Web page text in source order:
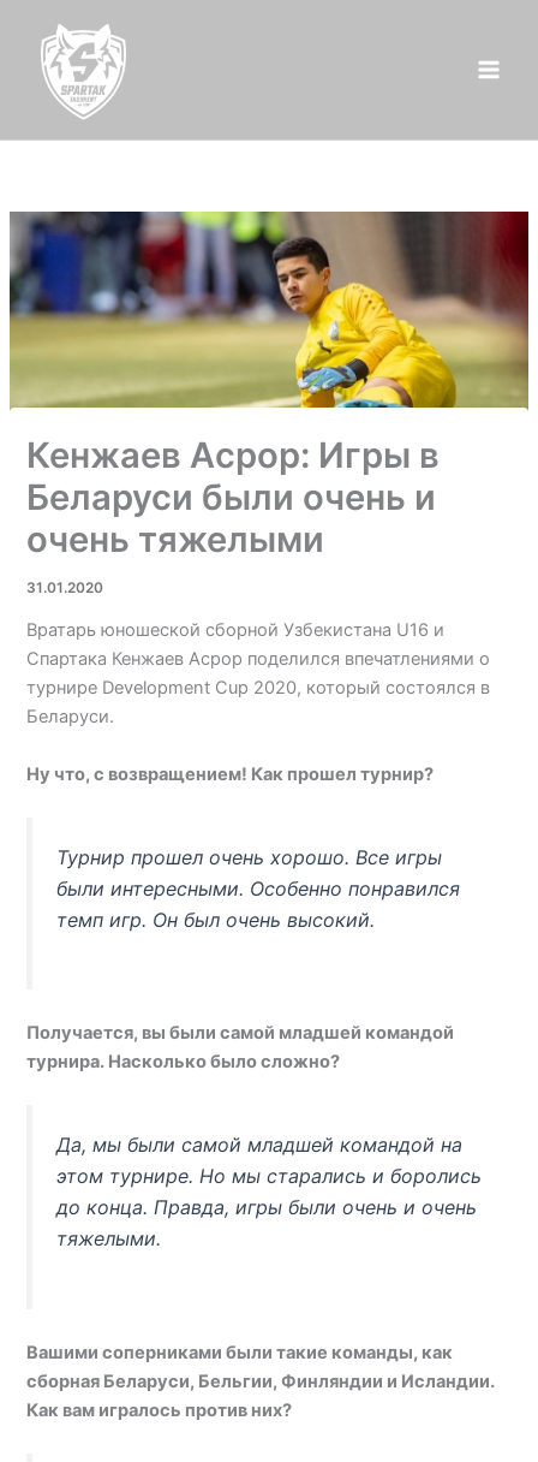
содержимому
Кенжаев Асрор: Игры в
Беларуси были очень и
очень тяжелыми
31.01.2020
Вратарь юношеской сборной Узбекистана U16 и
Спартака Кенжаев Асрор поделился впечатлениями о
турнире Development Cup 2020, который состоялся в
Беларуси.
Ну что, с возвращением! Как прошел турнир?
Турнир прошел очень хорошо. Все игры
были интересными. Особенно понравился
темп игр. Он был очень высокий.
Получается, вы были самой младшей командой
турнира. Насколько было сложно?
Да, мы были самой младшей командой на
этом турнире. Но мы старались и боролись
до конца. Правда, игры были очень и очень
тяжелыми.
Вашими соперниками были такие команды, как
сборная Беларуси, Бельгии, Финляндии и Исландии.
Как вам игралось против них?